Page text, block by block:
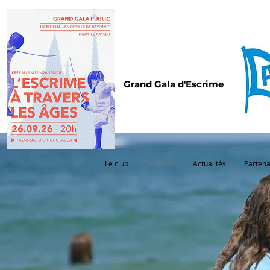
Grand Gala d'Escrime
Le club Sections Actualités